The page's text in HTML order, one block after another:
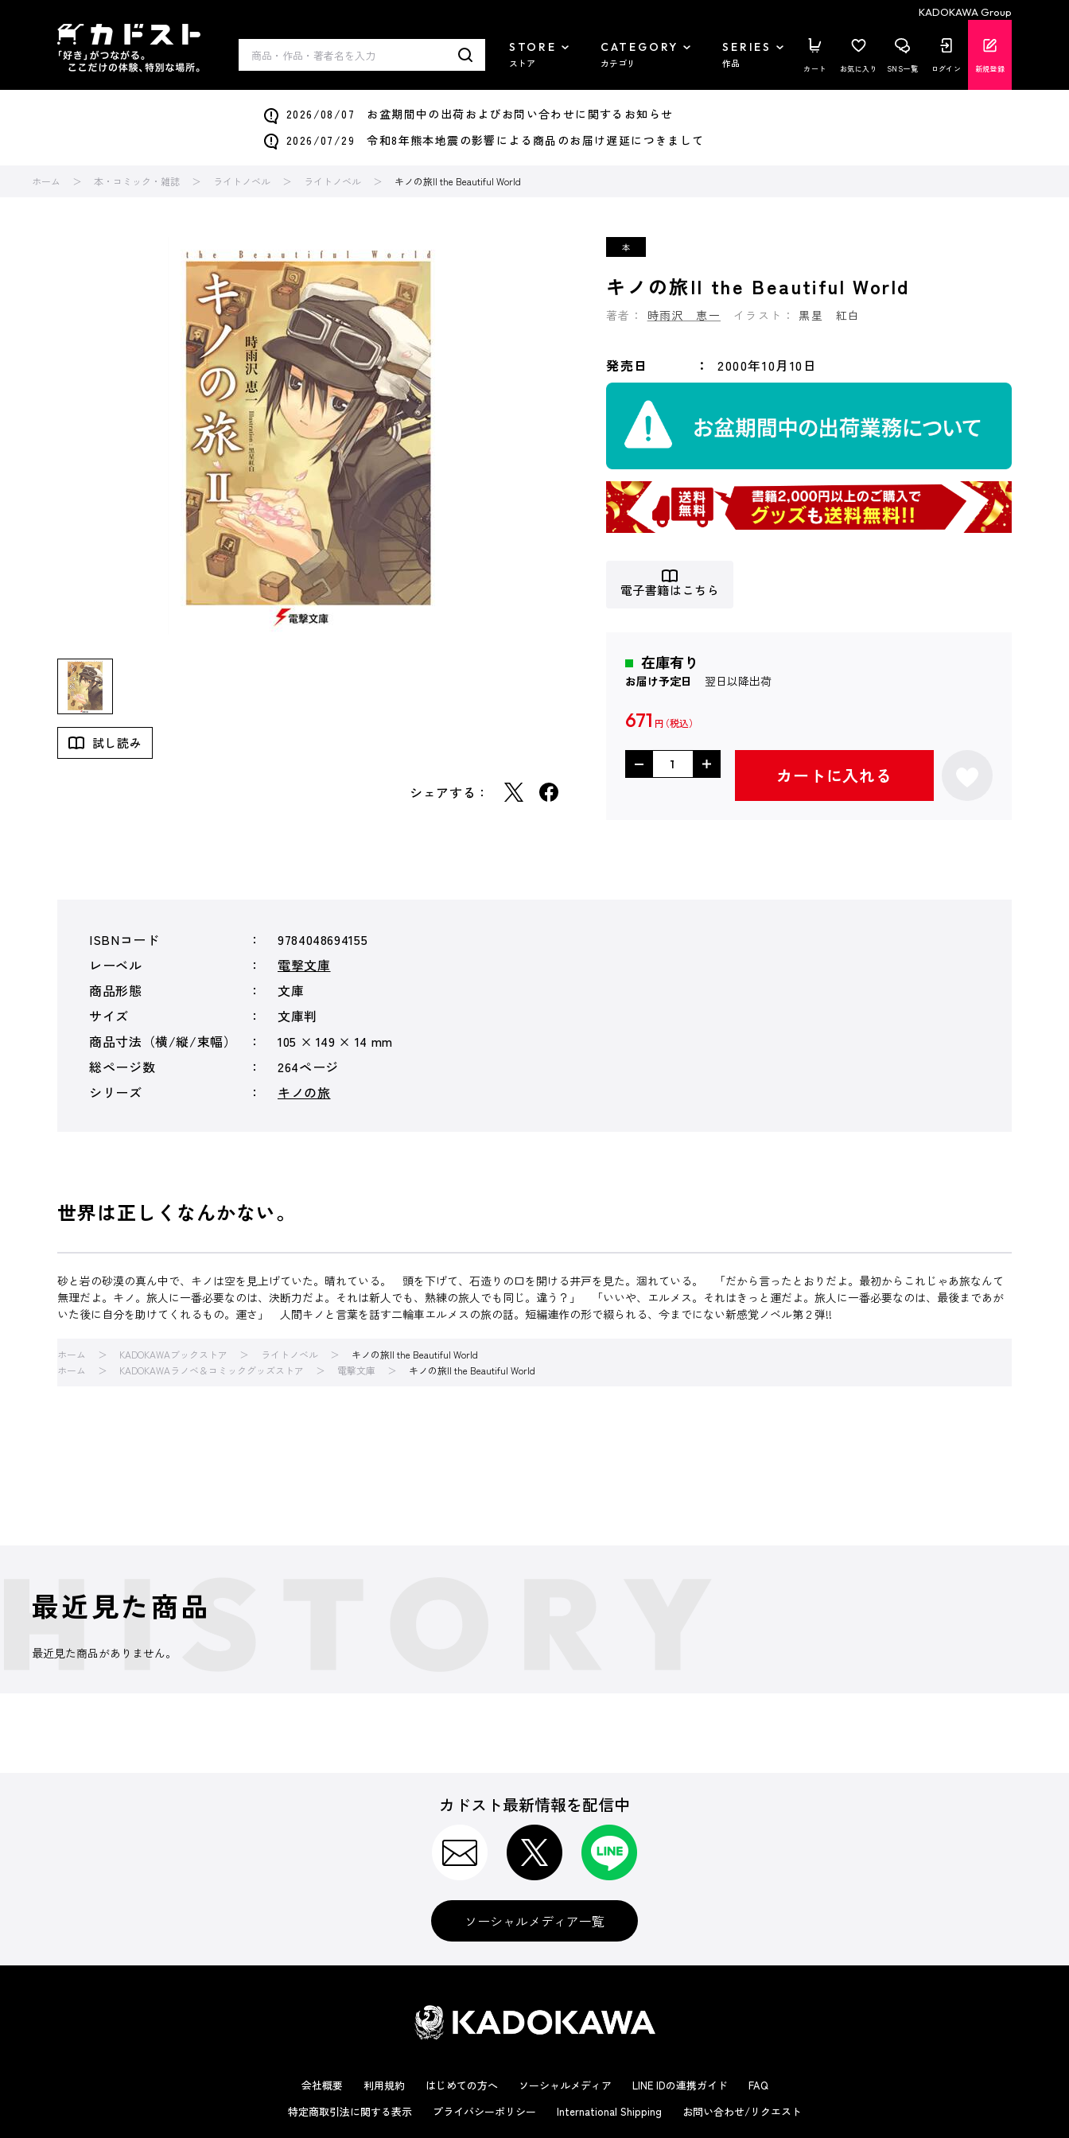
KADOKAWA Group
STORE
ストア
CATEGORY
カテゴリ
SERIES
作品 カート お気に入り SNS一覧 ログイン 新規登録
2026/08/07 お盆期間中の出荷およびお問い合わせに関するお知らせ
2026/07/29 令和8年熊本地震の影響による商品のお届け遅延につきまして
ホーム 本・コミック・雑誌 ライトノベル ライトノベル キノの旅II the Beautiful World
試し読み
シェアする：
キノの旅II the Beautiful World
著者： 時雨沢 恵一 イラスト： 黒星 紅白
発売日 2000年10月10日
電子書籍はこちら
在庫有り
お届け予定日 翌日以降出荷
671 円
カートに入れる
ISBNコード
9784048694155
レーベル
電撃文庫
商品形態
文庫
サイズ
文庫判
商品寸法（横/縦/束幅）
105 × 149 × 14 mm
総ページ数
264ページ
シリーズ
キノの旅
世界は正しくなんかない。
砂と岩の砂漠の真ん中で、キノは空を見上げていた。晴れている。 頭を下げて、石造りの口を開ける井戸を見た。涸れている。 「だから言ったとおりだよ。最初からこれじゃあ旅なんて
無理だよ。キノ。旅人に一番必要なのは、決断力だよ。それは新人でも、熟練の旅人でも同じ。違う？」 「いいや、エルメス。それはきっと運だよ。旅人に一番必要なのは、最後まであが
いた後に自分を助けてくれるもの。運さ」 人間キノと言葉を話す二輪車エルメスの旅の話。短編連作の形で綴られる、今までにない新感覚ノベル第２弾!!
ホーム KADOKAWAブックストア ライトノベル
キノの旅II the Beautiful World
ホーム
KADOKAWAラノベ＆コミックグッズストア 電撃文庫 キノの旅II the Beautiful World
最近見た商品
最近見た商品がありません。
カドスト最新情報を配信中
ソーシャルメディア一覧
会社概要 利用規約 はじめての方へ ソーシャルメディア LINE IDの連携ガイド
FAQ
特定商取引法に関する表示
プライバシーポリシー International Shipping お問い合わせ/リクエスト